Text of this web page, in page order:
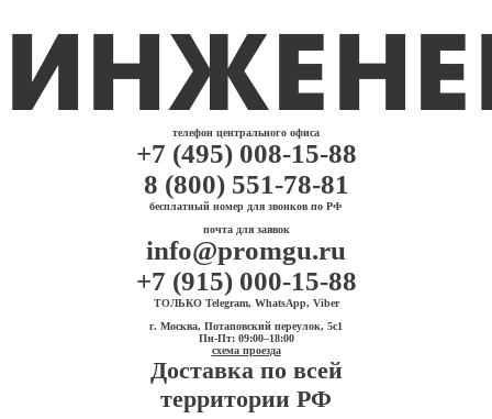
телефон центрального офиса
+7 (495) 008-15-88
8 (800) 551-78-81
бесплатный номер для звонков по РФ
почта для заявок
info@promgu.ru
+7 (915) 000-15-88
ТОЛЬКО Telegram, WhatsApp, Viber
г. Москва, Потаповский переулок, 5с1
Пн-Пт: 09:00–18:00
схема проезда
Доставка по всей
территории РФ